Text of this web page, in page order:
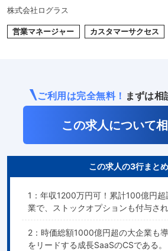
株式会社ログラス
営業マネージャー カスタマーサクセス
ご利用は完全無料！ まずは
この求人について
この求人の3行まとめ
1：年収1200万円可！累計100億円超
業で、ストックオプションも付与され
2：時価総額1000億円超の大企業も
をリードする成長SaaSのCSである。